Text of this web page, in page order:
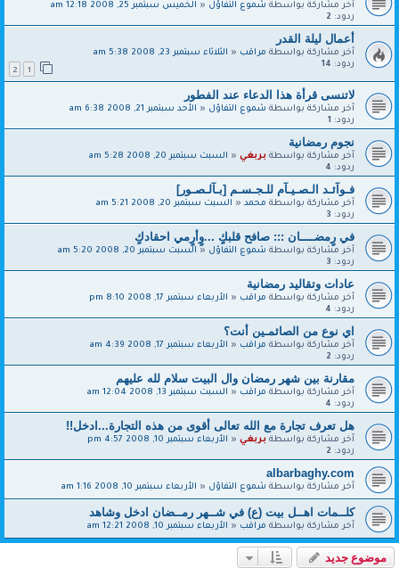
آخر مشاركة بواسطةشموع التفاؤل« الخميس سبتمبر 25, 2008 12:18 am
ردود: 2
أعمال ليلة القدر
آخر مشاركة بواسطةمراقب« الثلاثاء سبتمبر 23, 2008 5:38 am
ردود: 14
2
لاتنسى قرأة هذا الدعاء عند الفطور
آخر مشاركة بواسطةشموع التفاؤل« الأحد سبتمبر 21, 2008 6:38 am
ردود:
نجوم رمضانية
آخر مشاركة بواسطةبربغي« السبت سبتمبر 20, 2008 5:28 am
ردود: 4
فـوآئـد الـصـيـآم للـجـسـم [بـآلـصـور]
آخر مشاركة بواسطةمحمد« السبت سبتمبر 20, 2008 5:21 am
ردود: 3
في رٍمضــــان ::: صافح قلبكٍ ...وٍأرٍمي احقادكٍ
آخر مشاركة بواسطةشموع التفاؤل« السبت سبتمبر 20, 2008 5:20 am
ردود: 3
عادات وتقاليد رمضانية
آخر مشاركة بواسطةمراقب« الأربعاء سبتمبر 17, 2008 8:10 pm
ردود: 4
اي نوع من الصائمـين أنت؟
آخر مشاركة بواسطةمراقب« الأربعاء سبتمبر 17, 2008 4:39 am
ردود: 2
مقارنة بين شهر رمضان وال البيت سلام لله عليهم
آخر مشاركة بواسطةمراقب« السبت سبتمبر 13, 2008 12:04 am
ردود: 4
هل تعرف تجارة مع الله تعالى أقوى من هذه التجارة...ادخل!!
آخر مشاركة بواسطةبربغي« الأربعاء سبتمبر 10, 2008 4:57 pm
ردود: 2
albarbaghy.com
آخر مشاركة بواسطةشموع التفاؤل« الأربعاء سبتمبر 10, 2008 1:16 am
كلــمات اهــل بيت (ع) في شــهر رمــضان ادخل وشاهد
آخر مشاركة بواسطةمراقب« الأربعاء سبتمبر 10, 2008 12:21 am
موضوع جديد